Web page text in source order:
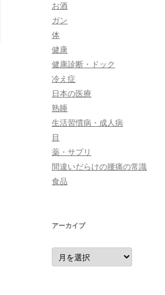
お酒
ガン
体
健康
健康診断・ドック
冷え症
日本の医療
熟睡
生活習慣病・成人病
目
薬・サプリ
間違いだらけの腰痛の常識
食品
アーカイブ
ア
ー
カ